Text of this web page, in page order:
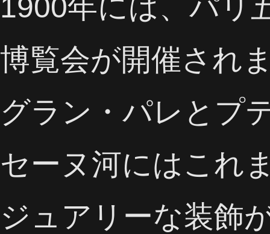
博覧会が開催され
グラン・パレとプ
セーヌ河にはこれ
ジュアリーな装飾